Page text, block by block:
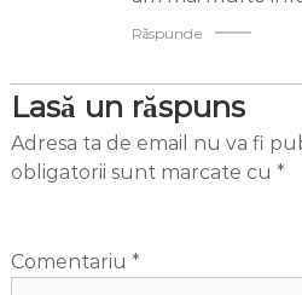
Răspunde
Lasă un răspuns
Adresa ta de email nu va fi
obligatorii sunt marcate cu *
Comentariu *